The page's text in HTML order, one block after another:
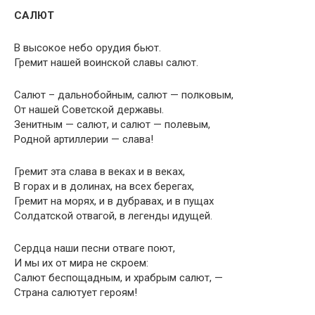
САЛЮТ
В высокое небо орудия бьют.
Гремит нашей воинской славы салют.
Салют – дальнобойным, салют — полковым,
От нашей Советской державы.
Зенитным — салют, и салют — полевым,
Родной артиллерии — слава!
Гремит эта слава в веках и в веках,
В горах и в долинах, на всех берегах,
Гремит на морях, и в дубравах, и в пущах
Солдатской отвагой, в легенды идущей.
Сердца наши песни отваге поют,
И мы их от мира не скроем:
Салют беспощадным, и храбрым салют, —
Страна салютует героям!